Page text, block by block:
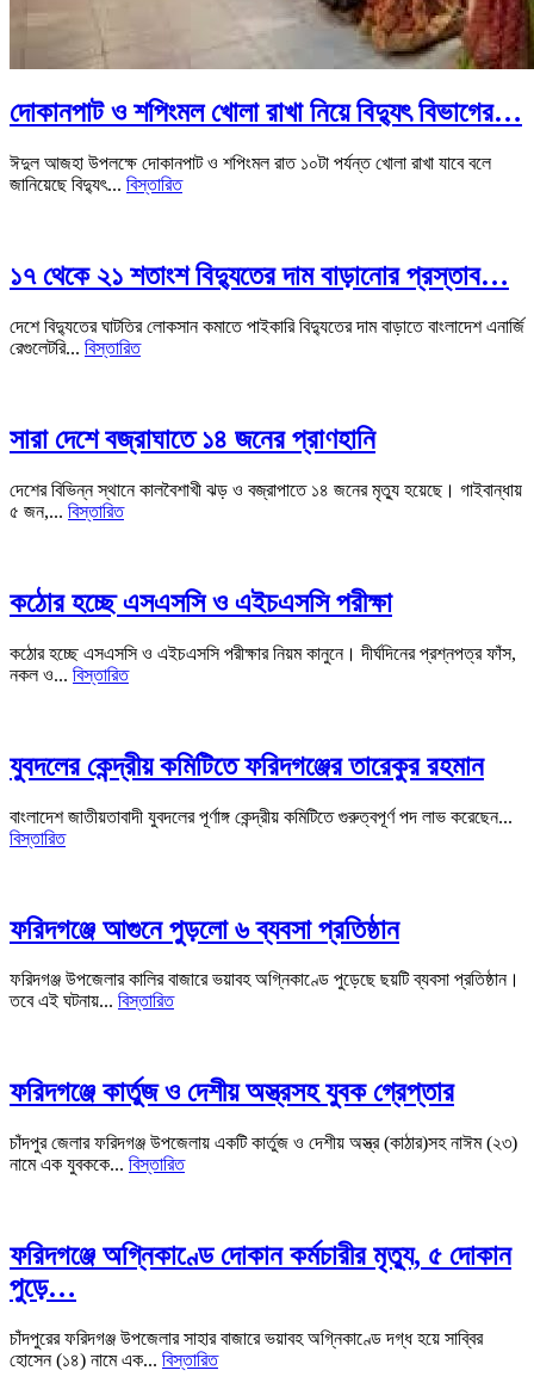
দোকানপাট ও শপিংমল খোলা রাখা নিয়ে বিদ্যুৎ বিভাগের…
ঈদুল আজহা উপলক্ষে দোকানপাট ও শপিংমল রাত ১০টা পর্যন্ত খোলা রাখা যাবে বলে
জানিয়েছে বিদ্যুৎ... বিস্তারিত
১৭ থেকে ২১ শতাংশ বিদ্যুতের দাম বাড়ানোর প্রস্তাব…
দেশে বিদ্যুতের ঘাটতির লোকসান কমাতে পাইকারি বিদ্যুতের দাম বাড়াতে বাংলাদেশ এনার্জি
রেগুলেটরি... বিস্তারিত
সারা দেশে বজ্রাঘাতে ১৪ জনের প্রাণহানি
দেশের বিভিন্ন স্থানে কালবৈশাখী ঝড় ও বজ্রাপাতে ১৪ জনের মৃত্যু হয়েছে। গাইবান্ধায়
৫ জন,... বিস্তারিত
কঠোর হচ্ছে এসএসসি ও এইচএসসি পরীক্ষা
কঠোর হচ্ছে এসএসসি ও এইচএসসি পরীক্ষার নিয়ম কানুনে। দীর্ঘদিনের প্রশ্নপত্র ফাঁস,
নকল ও... বিস্তারিত
যুবদলের কেন্দ্রীয় কমিটিতে ফরিদগঞ্জের তারেকুর রহমান
বাংলাদেশ জাতীয়তাবাদী যুবদলের পূর্ণাঙ্গ কেন্দ্রীয় কমিটিতে গুরুত্বপূর্ণ পদ লাভ করেছেন...
বিস্তারিত
ফরিদগঞ্জে আগুনে পুড়লো ৬ ব্যবসা প্রতিষ্ঠান
ফরিদগঞ্জ উপজেলার কালির বাজারে ভয়াবহ অগ্নিকাণ্ডে পুড়েছে ছয়টি ব্যবসা প্রতিষ্ঠান।
তবে এই ঘটনায়... বিস্তারিত
ফরিদগঞ্জে কার্তুজ ও দেশীয় অস্ত্রসহ যুবক গ্রেপ্তার
চাঁদপুর জেলার ফরিদগঞ্জ উপজেলায় একটি কার্তুজ ও দেশীয় অস্ত্র (কাঠার)সহ নাঈম (২৩)
নামে এক যুবককে... বিস্তারিত
ফরিদগঞ্জে অগ্নিকাণ্ডে দোকান কর্মচারীর মৃত্যু, ৫ দোকান
পুড়ে…
চাঁদপুরের ফরিদগঞ্জ উপজেলার সাহার বাজারে ভয়াবহ অগ্নিকাণ্ডে দগ্ধ হয়ে সাব্বির
হোসেন (১৪) নামে এক... বিস্তারিত